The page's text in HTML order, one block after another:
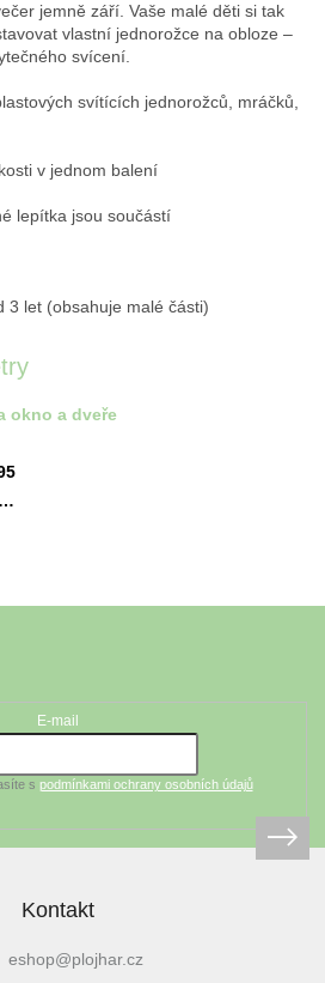
jemně září. Vaše malé děti si tak
vlastní jednorožce na obloze –
svícení.
svítících jednorožců, mráčků,
v jednom balení
lepítka jsou součástí
3 let (obsahuje malé části)
okno a dveře
E-mail
s podmínkami ochrany osobních údajů
Kontakt
eshop@plojhar.cz